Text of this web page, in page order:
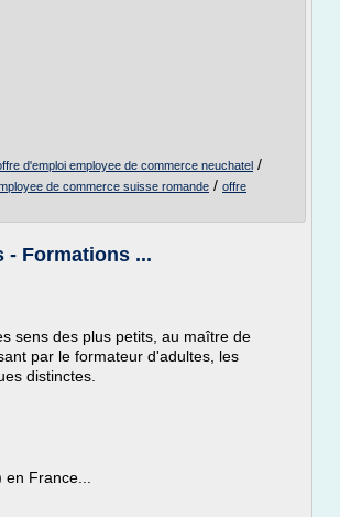
d'emploi employee de commerce neuchatel /
de commerce suisse romande / offre
- Formations ...
sens des plus petits, au maître de
par le formateur d'adultes, les
distinctes.
France...